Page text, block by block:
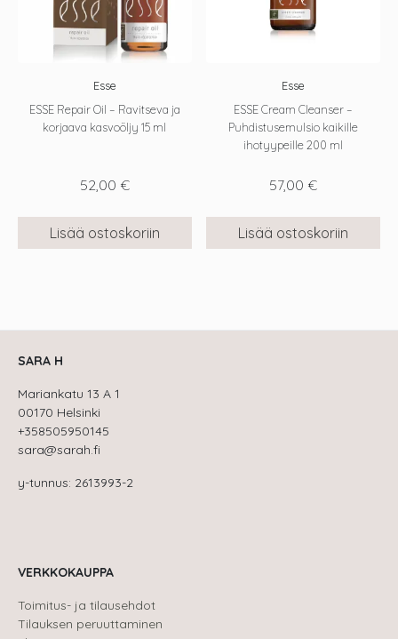
Esse
ESSE Repair Oil – Ravitseva ja
korjaava kasvoöljy 15 ml
52,00 €
Lisää ostoskoriin
Esse
ESSE Cream Cleanser –
Puhdistusemulsio kaikille
ihotyypeille 200 ml
57,00 €
Lisää ostoskoriin
SARA H
Mariankatu 13 A 1
00170 Helsinki
+358505950145
sara@sarah.fi
y-tunnus: 2613993-2
VERKKOKAUPPA
Toimitus- ja tilausehdot
Tilauksen peruuttaminen